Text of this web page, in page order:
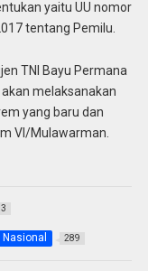
yaitu UU nomor
tentang Pemilu.
TNI Bayu Permana
melaksanakan
yang baru dan
VI/Mulawarman.
Nasional 289